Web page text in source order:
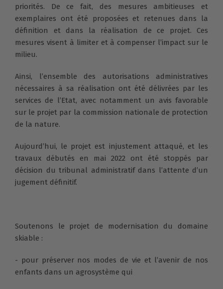
priorités. De ce fait, des mesures ambitieuses et
exemplaires ont été proposées et retenues dans la
définition et dans la réalisation de ce projet. Ces
mesures visent à limiter et à compenser l’impact sur le
milieu.
Ainsi, l’ensemble des autorisations administratives
nécessaires à sa réalisation ont été délivrées par les
services de l’Etat, avec notamment un avis favorable
sur le projet par la commission nationale de protection
de la nature.
Aujourd’hui, le projet est injustement attaqué, et les
travaux débutés en mai 2022 ont été stoppés par
décision du tribunal administratif dans l’attente d’un
jugement définitif.
Soutenons le projet de modernisation du domaine
skiable :
- pour préserver nos modes de vie et l’avenir de nos
enfants dans un agrosystème qui